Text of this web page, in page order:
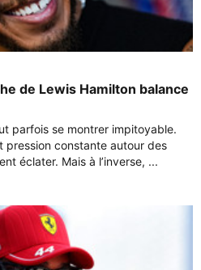
de Lewis Hamilton balance
parfois se montrer impitoyable.
pression constante autour des
éclater. Mais à l’inverse, ...